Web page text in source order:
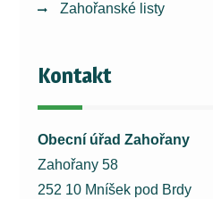
Zahořanské listy
Kontakt
Obecní úřad Zahořany
Zahořany 58
252 10 Mníšek pod Brdy